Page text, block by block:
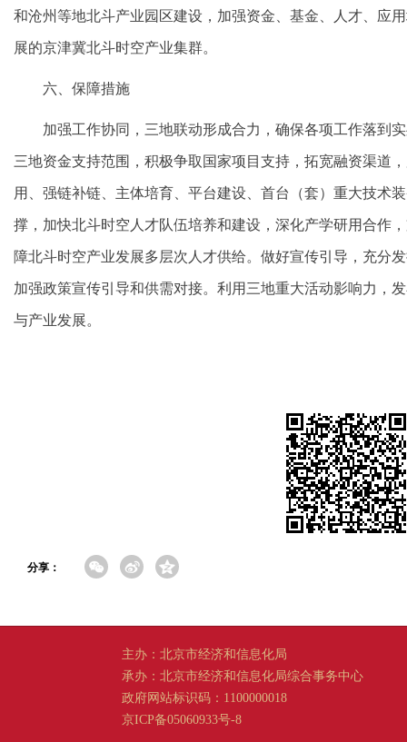
和沧州等地北斗产业园区建设，加强资金、基金、人才、应
展的京津冀北斗时空产业集群。
六、保障措施
加强工作协同，三地联动形成合力，确保各项工作落到
三地资金支持范围，积极争取国家项目支持，拓宽融资渠道
用、强链补链、主体培育、平台建设、首台（套）重大技术
撑，加快北斗时空人才队伍培养和建设，深化产学研用合作
障北斗时空产业发展多层次人才供给。做好宣传引导，充分
加强政策宣传引导和供需对接。利用三地重大活动影响力，
与产业发展。
分享：
主办：北京市经济和信息化局
承办：北京市经济和信息化局综合事务中心
政府网站标识码：1100000018
京ICP备05060933号-8